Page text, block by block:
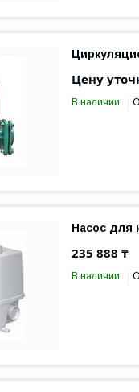
Цену
В наличии
Насос для
235 888 ₸
В наличии